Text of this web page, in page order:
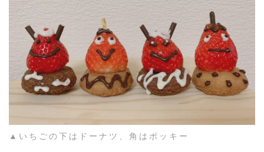
▲いちごの下はドーナツ、角はポッキー